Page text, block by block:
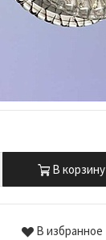
В корзину
В избранное